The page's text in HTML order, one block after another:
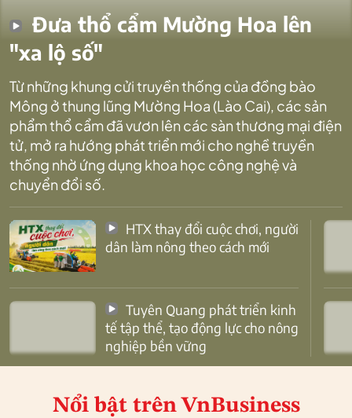
Đưa thổ cẩm Mường Hoa lên
"xa lộ số"
Từ những khung cửi truyền thống của đồng bào
Mông ở thung lũng Mường Hoa (Lào Cai), các sản
phẩm thổ cẩm đã vươn lên các sàn thương mại điện
tử, mở ra hướng phát triển mới cho nghề truyền
thống nhờ ứng dụng khoa học công nghệ và
chuyển đổi số.
dân làm nông theo cách mới
tế tập thể, tạo động lực cho nông
nghiệp bền vững
Nổi bật trên VnBusiness